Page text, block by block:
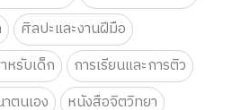
นาตนเอง
หนังสือเด็ก-นิทาน
ศิลปะและงานฝีมือ
หรับเด็ก
การเรียนและการติว